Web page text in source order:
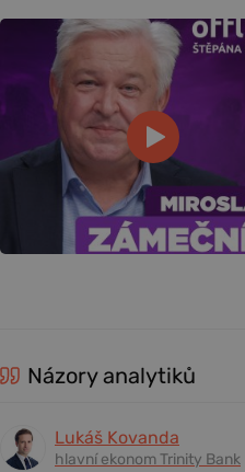
Názory analytiků
Lukáš Kovanda
hlavní ekonom Trinity Bank